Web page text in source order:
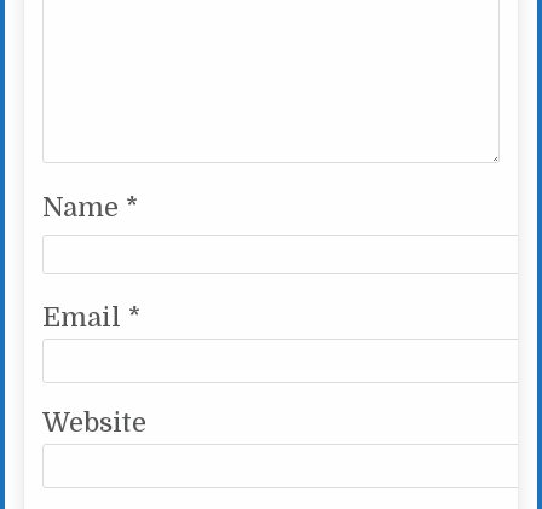
Name *
Email *
Website